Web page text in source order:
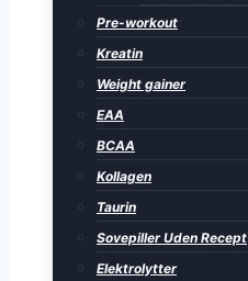
Pre-workout
Kreatin
Weight gainer
EAA
BCAA
Kollagen
Taurin
Sovepiller Uden Recept
Elektrolytter